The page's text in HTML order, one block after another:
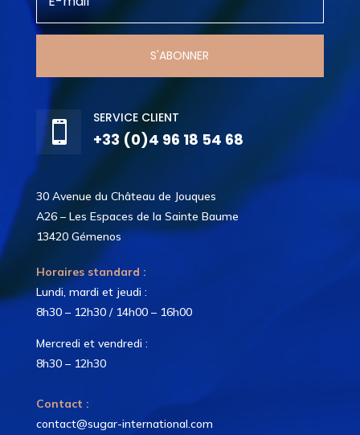
S'ABONNER

SERVICE CLIENT
+33 (0)4 96 18 54 68
30 Avenue du Château de Jouques
A26 – Les Espaces de la Sainte Baume
13420 Gémenos
Horaires standard :
Lundi, mardi et jeudi :
8h30 – 12h30 / 14h00 – 16h00
Mercredi et vendredi :
8h30 – 12h30
Contact :
contact@sugar-international.com